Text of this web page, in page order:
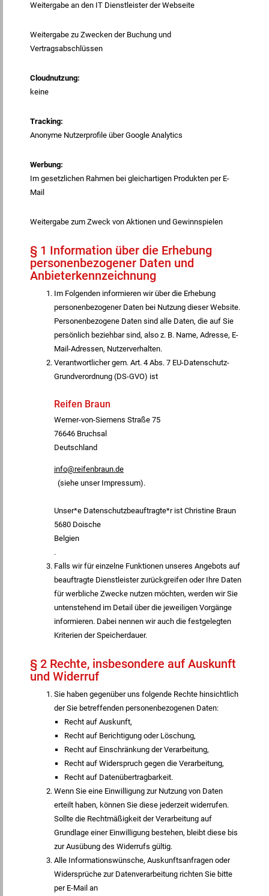
Weitergabe an den IT Dienstleister der Webseite
Weitergabe zu Zwecken der Buchung und
Vertragsabschlüssen
Cloudnutzung:
keine
Tracking:
Anonyme Nutzerprofile über Google Analytics
Werbung:
Im gesetzlichen Rahmen bei gleichartigen Produkten per E-
Mail
Weitergabe zum Zweck von Aktionen und Gewinnspielen
§ 1 Information über die Erhebung
personenbezogener Daten und
Anbieterkennzeichnung
Im Folgenden informieren wir über die Erhebung
personenbezogener Daten bei Nutzung dieser Website.
Personenbezogene Daten sind alle Daten, die auf Sie
persönlich beziehbar sind, also z. B. Name, Adresse, E-
Mail-Adressen, Nutzerverhalten.
Verantwortlicher gem. Art. 4 Abs. 7 EU-Datenschutz-
Grundverordnung (DS-GVO) ist
Reifen Braun
Werner-von-Siemens Straße 75
76646 Bruchsal
Deutschland
info@reifenbraun.de
(siehe unser Impressum).
Unser*e Datenschutzbeauftragte*r ist Christine Braun
5680 Doische
Belgien
.
Falls wir für einzelne Funktionen unseres Angebots auf
beauftragte Dienstleister zurückgreifen oder Ihre Daten
für werbliche Zwecke nutzen möchten, werden wir Sie
untenstehend im Detail über die jeweiligen Vorgänge
informieren. Dabei nennen wir auch die festgelegten
Kriterien der Speicherdauer.
§ 2 Rechte, insbesondere auf Auskunft
und Widerruf
Sie haben gegenüber uns folgende Rechte hinsichtlich
der Sie betreffenden personenbezogenen Daten:
Recht auf Auskunft,
Recht auf Berichtigung oder Löschung,
Recht auf Einschränkung der Verarbeitung,
Recht auf Widerspruch gegen die Verarbeitung,
Recht auf Datenübertragbarkeit.
Wenn Sie eine Einwilligung zur Nutzung von Daten
erteilt haben, können Sie diese jederzeit widerrufen.
Sollte die Rechtmäßigkeit der Verarbeitung auf
Grundlage einer Einwilligung bestehen, bleibt diese bis
zur Ausübung des Widerrufs gültig.
Alle Informationswünsche, Auskunftsanfragen oder
Widersprüche zur Datenverarbeitung richten Sie bitte
per E-Mail an